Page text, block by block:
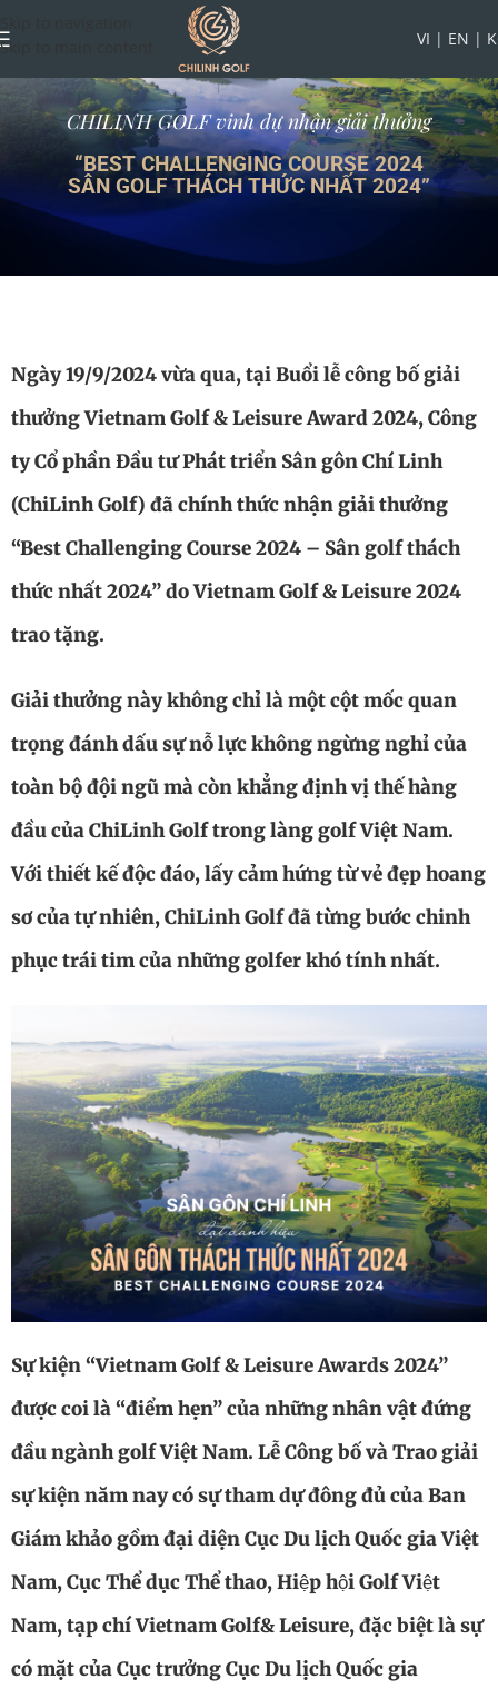
Skip to main content
VI | EN |
CHILINH GOLF vinh dự nhận giải thưởng
“BEST CHALLENGING COURSE 2024
SÂN GOLF THÁCH THỨC NHẤT 2024”
Ngày 19/9/2024 vừa qua, tại Buổi lễ công bố giải
thưởng Vietnam Golf & Leisure Award 2024, Công
ty Cổ phần Đầu tư Phát triển Sân gôn Chí Linh
(ChiLinh Golf) đã chính thức nhận giải thưởng
“Best Challenging Course 2024 – Sân golf thách
thức nhất 2024”do Vietnam Golf & Leisure 2024
trao tặng.
Giải thưởng này không chỉ là một cột mốc quan
trọng đánh dấu sự nỗ lực không ngừng nghỉ của
toàn bộ đội ngũ mà còn khẳng định vị thế hàng
đầu của ChiLinh Golf trong làng golf Việt Nam.
Với thiết kế độc đáo, lấy cảm hứng từ vẻ đẹp hoang
sơ của tự nhiên, ChiLinh Golf đã từng bước chinh
phục trái tim của những golfer khó tính nhất.
Sự kiện “Vietnam Golf & Leisure Awards 2024”
được coi là “điểm hẹn” của những nhân vật đứng
đầu ngành golf Việt Nam. Lễ Công bố và Trao giải
sự kiện năm nay có sự tham dự đông đủ của Ban
Giám khảo gồm đại diện Cục Du lịch Quốc gia Việt
Nam, Cục Thể dục Thể thao, Hiệp hội Golf Việt
Nam, tạp chí Vietnam Golf& Leisure, đặc biệt là sự
có mặt của Cục trưởng Cục Du lịch Quốc gia